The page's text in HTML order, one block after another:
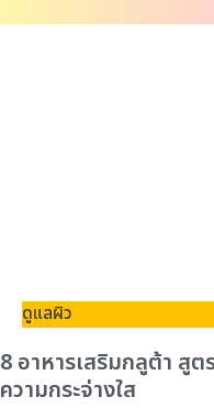
ดูแลผิว
8 อาหารเสริมกลูต้า สู
ความกระจ่างใส